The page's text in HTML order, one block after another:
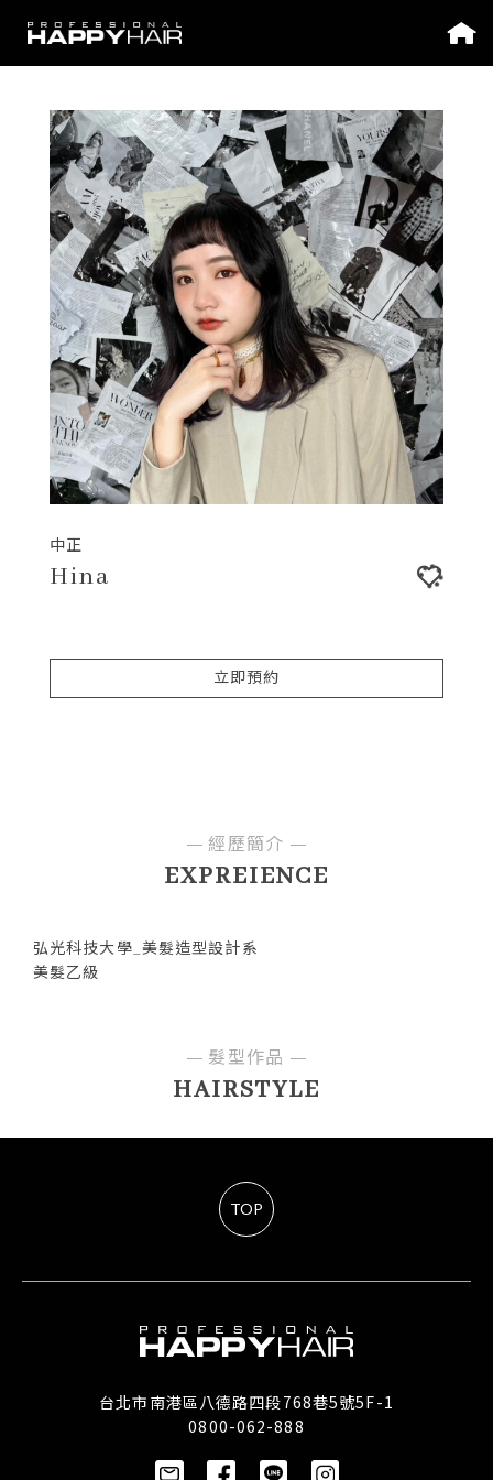
中正
Hina
立即預約
EXPREIENCE
經歷簡介
弘光科技大學_美髮造型設計系
美髮乙級
HAIRSTYLE
髮型作品
TOP
台北市南港區八德路四段768巷5號5F-1
0800-062-888